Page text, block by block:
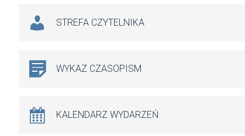
STREFA CZYTELNIKA
WYKAZ CZASOPISM
KALENDARZ WYDARZEŃ